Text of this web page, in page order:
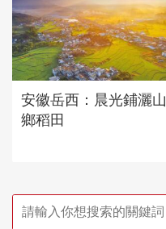
安徽岳西：晨光鋪灑山
鄉稻田